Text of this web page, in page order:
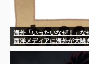
海外「いったいなぜ！」な
西洋メディアに海外が大騒